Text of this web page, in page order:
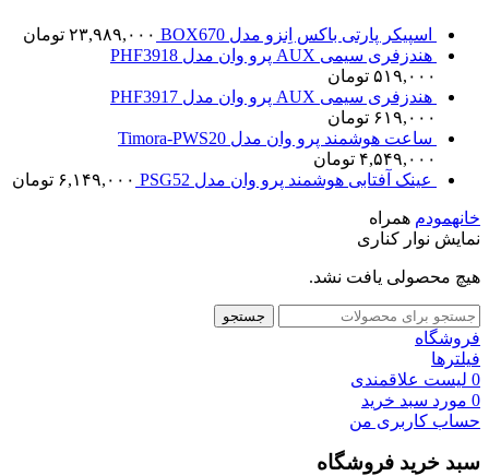
اسپیکر پارتی باکس اِنزو مدل BOX670 ۲۳,۹۸۹,۰۰۰ تومان
هندزفری سیمی AUX پرو وان مدل PHF3918
۵۱۹,۰۰۰ تومان
هندزفری سیمی AUX پرو وان مدل PHF3917
۶۱۹,۰۰۰ تومان
ساعت هوشمند پرو وان مدل Timora-PWS20
۴,۵۴۹,۰۰۰ تومان
عینک آفتابی هوشمند پرو وان مدل PSG52
۶,۱۴۹,۰۰۰ تومان
خانهمودم همراه
نمایش نوار کناری
هیچ محصولی یافت نشد.
جستجو
فروشگاه
فیلترها
0 لیست علاقمندی
0 مورد سبد خرید
حساب کاربری من
سبد خرید فروشگاه